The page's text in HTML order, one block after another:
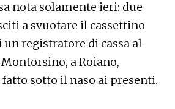
nota solamente ieri: due
a svuotare il cassettino
registratore di cassa al
a Roiano,
sotto il naso ai presenti.